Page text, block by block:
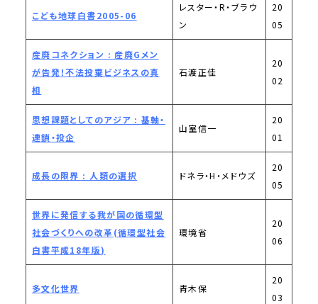
こども地球白書2005-06
レスター・R・ブラウ
ン
20
05
産廃コネクション : 産廃Gメン
が告発！不法投棄ビジネスの真
相
石渡正佳
20
02
思想課題としてのアジア : 基軸・
連鎖・投企
山室信一
20
01
成長の限界 : 人類の選択 ドネラ・H・メドウズ
20
05
世界に発信する我が国の循環型
社会づくりへの改革(循環型社会
白書平成18年版)
環境省
20
06
多文化世界 青木保
20
03